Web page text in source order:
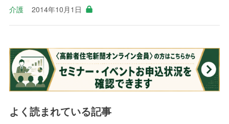
介護 2014年10月1日
よく読まれている記事